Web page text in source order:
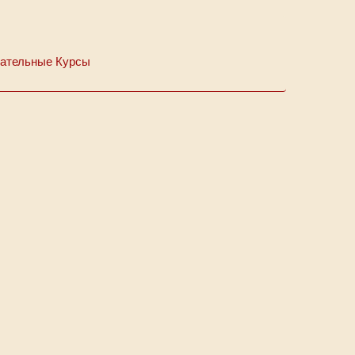
Курсы